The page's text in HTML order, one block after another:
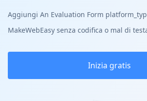
Aggiungi An Evaluation Form
MakeWebEasy senza codifica o mal di
Inizia gratis